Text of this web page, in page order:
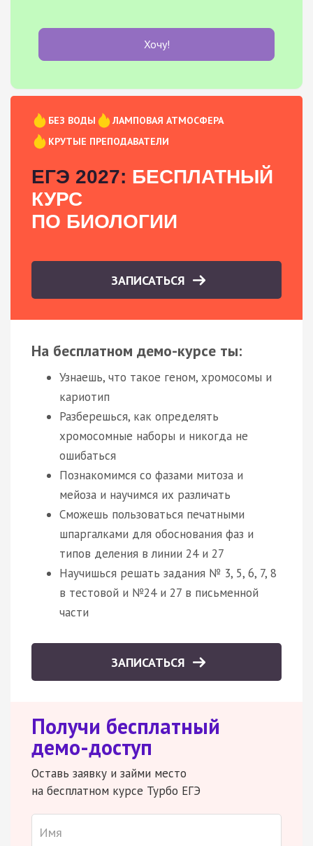
Хочу!
БЕЗ ВОДЫ
ЛАМПОВАЯ АТМОСФЕРА
КРУТЫЕ ПРЕПОДАВАТЕЛИ
ЕГЭ 2027: БЕСПЛАТНЫЙ
КУРС
ПО БИОЛОГИИ
ЗАПИСАТЬСЯ
На бесплатном демо-курсе ты:
Узнаешь, что такое геном, хромосомы и
кариотип
Разберешься, как определять
хромосомные наборы и никогда не
ошибаться
Познакомимся со фазами митоза и
мейоза и научимся их различать
Сможешь пользоваться печатными
шпаргалками для обоснования фаз и
типов деления в линии 24 и 27
Научишься решать задания № 3, 5, 6, 7, 8
в тестовой и №24 и 27 в письменной
части
ЗАПИСАТЬСЯ
Получи бесплатный
демо-доступ
Оставь заявку и займи место
на бесплатном курсе Турбо ЕГЭ